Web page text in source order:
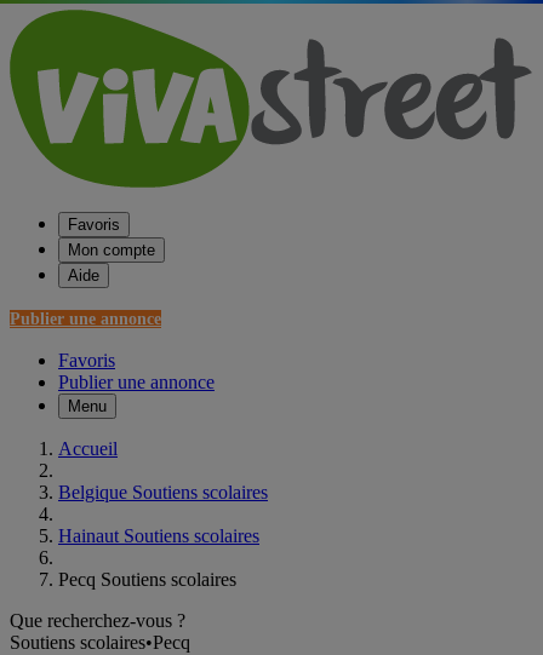
Favoris
Mon compte
Aide
Publier une annonce
Favoris
Publier une annonce
Menu
Accueil
Belgique Soutiens scolaires
Hainaut Soutiens scolaires
Pecq Soutiens scolaires
Que recherchez-vous ?
Soutiens scolaires•Pecq